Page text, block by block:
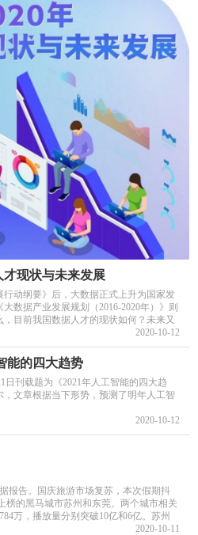
才现状与未来发展
动纲要》后，大数据正式上升为国家发
数据产业发展规划（2016-2020年）》则
目前我国数据人才的现状如何？未来又
2020-10-12
能的四大趋势
日刊载题为《2021年人工智能的四大趋
，文章根据当下形势，预测了明年人工智
2020-10-12
报告。国庆旅游市场复苏，本次假期抖
榜的黑马城市苏州和东莞。两个城市相关
万，播放量分别突破10亿和6亿。苏州
2020-10-11